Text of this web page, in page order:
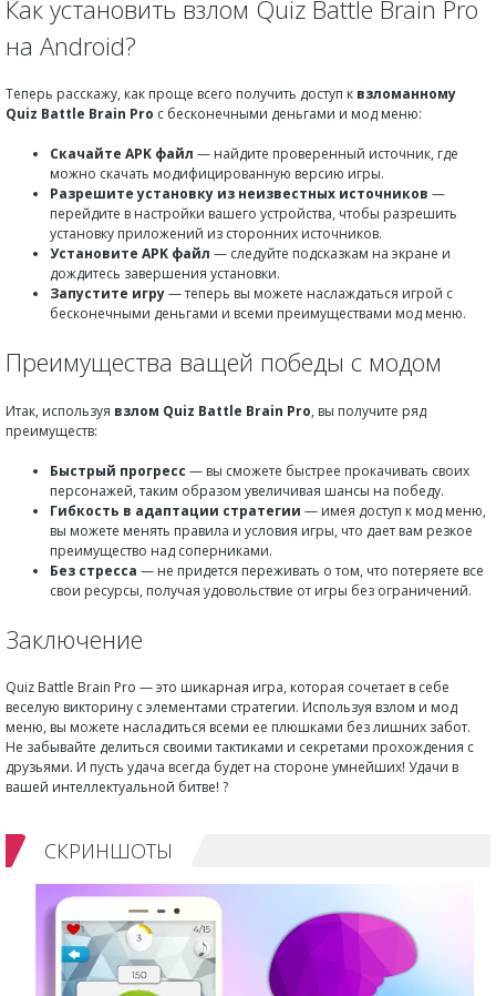
Как установить взлом Quiz Battle Brain Pro
на Android?
Теперь расскажу, как проще всего получить доступ к взломанному
Quiz Battle Brain Pro с бесконечными деньгами и мод меню:
Скачайте APK файл — найдите проверенный источник, где
можно скачать модифицированную версию игры.
Разрешите установку из неизвестных источников —
перейдите в настройки вашего устройства, чтобы разрешить
установку приложений из сторонних источников.
Установите APK файл — следуйте подсказкам на экране и
дождитесь завершения установки.
Запустите игру— теперь вы можете наслаждаться игрой с
бесконечными деньгами и всеми преимуществами мод меню.
Преимущества ващей победы с модом
Итак, используя взлом Quiz Battle Brain Pro, вы получите ряд
преимуществ:
Быстрый прогресс — вы сможете быстрее прокачивать своих
персонажей, таким образом увеличивая шансы на победу.
Гибкость в адаптации стратегии — имея доступ к мод меню,
вы можете менять правила и условия игры, что дает вам резкое
преимущество над соперниками.
Без стресса — не придется переживать о том, что потеряете все
свои ресурсы, получая удовольствие от игры без ограничений.
Заключение
Quiz Battle Brain Pro — это шикарная игра, которая сочетает в себе
веселую викторину с элементами стратегии. Используя взлом и мод
меню, вы можете насладиться всеми ее плюшками без лишних забот.
Не забывайте делиться своими тактиками и секретами прохождения с
друзьями. И пусть удача всегда будет на стороне умнейших! Удачи в
вашей интеллектуальной битве! ?
СКРИНШОТЫ